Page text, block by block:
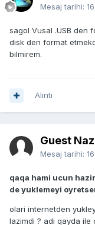
Mesaj tarihi:
sagol Vusal .USB den
disk den format
bilmirem.
Alıntı
Guest
Mesaj tarihi:
qaqa hami ucun
de yuklemeyi
olari internetden
lazimdi ? adi qayda ile